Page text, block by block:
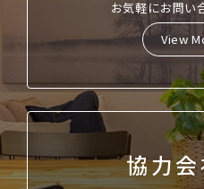
お気軽にお問い
View
協力